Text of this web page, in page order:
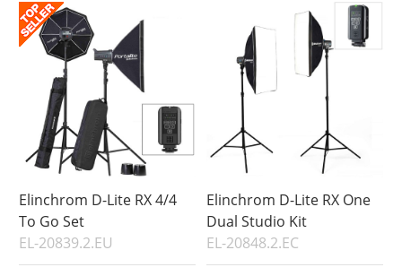
Elinchrom D-Lite RX 4/4
To Go Set
EL-20839.2.EU
Elinchrom D-Lite RX One
Dual Studio Kit
EL-20848.2.EC